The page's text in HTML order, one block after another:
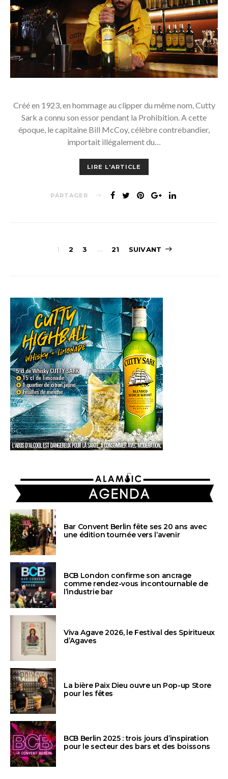
Créé en 1923, en hommage au clipper du même nom, Cutty
Sark a connu son essor pendant la Prohibition. A cette
époque, le capitaine Bill McCoy, célèbre contrebandier,
importait illégalement du…
LIRE L'ARTICLE
PARTAGER
Navigation
1 2 3 … 21 SUIVANT
AGENDA
Bar Convent Berlin fête ses 20 ans avec
une édition tournée vers l’avenir
BCB London confirme son ancrage
comme rendez-vous incontournable de
l’industrie bar
Viva Agave 2026, le Festival des Spiritueux
d’Agaves
La bière Paix Dieu ouvre un Pop-up Store
pour les fêtes
BCB Berlin 2025 : trois jours d’inspiration
pour le secteur des bars et des boissons